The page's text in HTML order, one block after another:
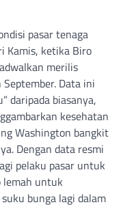
pasar tenaga
Kamis, ketika Biro
merilis
Data ini
daripada biasanya,
kesehatan
Washington bangkit
Dengan data resmi
pelaku pasar untuk
lemah untuk
bunga lagi dalam